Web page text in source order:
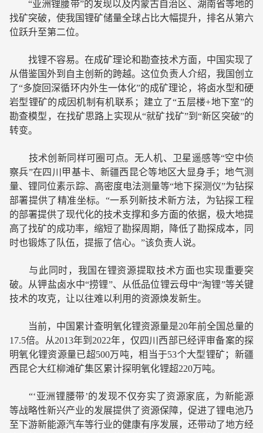
“亚洲锂腰带”的发现以及内蒙古自治区、湖南省等地的
找矿突破，使我国锂矿储量全球占比大幅提升，排名从第六
位跃升至第二位。
找锂不容易。在成矿理论和勘查技术方面，中国实现了
从借鉴国外到自主创新的跨越。这位负责人介绍，我国创立
了“多旋回深循环内外生一体化”的成矿理论，将卤水型和硬
岩型锂矿的成因机制有机联系；建立了“五层楼+地下室”的
勘查模型，在找矿思路上实现从“就矿找矿”到“新区突破”的
转变。
技术创新同样可圈可点。无人机、卫星遥感等“空中侦
察兵”在四川甲基卡、新疆西昆仑等地区大显身手；地气测
量、锂同位素示踪、高密度电法测量等“地下探测仪”为钻探
部署提供了精准坐标。“一系列新技术新方法，为钻探工程
的部署提供了现代化的技术支撑和多方面的依据，极大地提
高了找矿的成功率，缩短了勘探周期，降低了勘探成本，同
时也锻炼了队伍，提振了信心。”该负责人说。
与此同时，我国在锂资源提取技术方面也实现重要突
破。从钾盐卤水中“捞锂”、从低品位锂云母中“淘锂”等关键
技术的攻克，让以往难以利用的资源焕发新生。
当前，中国累计查明氧化锂资源量是20年前全国总量的
17.5倍。从2013年到2022年，仅四川西部已经评审备案的探
明氧化锂资源量已超500万吨，相当于53个大型锂矿；新疆
西昆仑大红柳滩矿集区累计探明氧化锂超220万吨。
“‘亚洲锂腰带’的发现不仅夯实了资源家底，为新能源
等战略性新兴产业的发展提供了资源保障，促进了锂电池乃
至下游新能源汽车等行业的健康有序发展，还带动了地方经